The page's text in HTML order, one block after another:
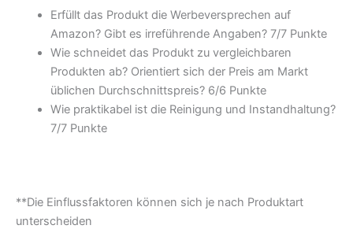
Erfüllt das Produkt die Werbeversprechen auf
Amazon? Gibt es irreführende Angaben? 7/7 Punkte
Wie schneidet das Produkt zu vergleichbaren
Produkten ab? Orientiert sich der Preis am Markt
üblichen Durchschnittspreis? 6/6 Punkte
Wie praktikabel ist die Reinigung und Instandhaltung?
7/7 Punkte
**Die Einflussfaktoren können sich je nach Produktart
unterscheiden